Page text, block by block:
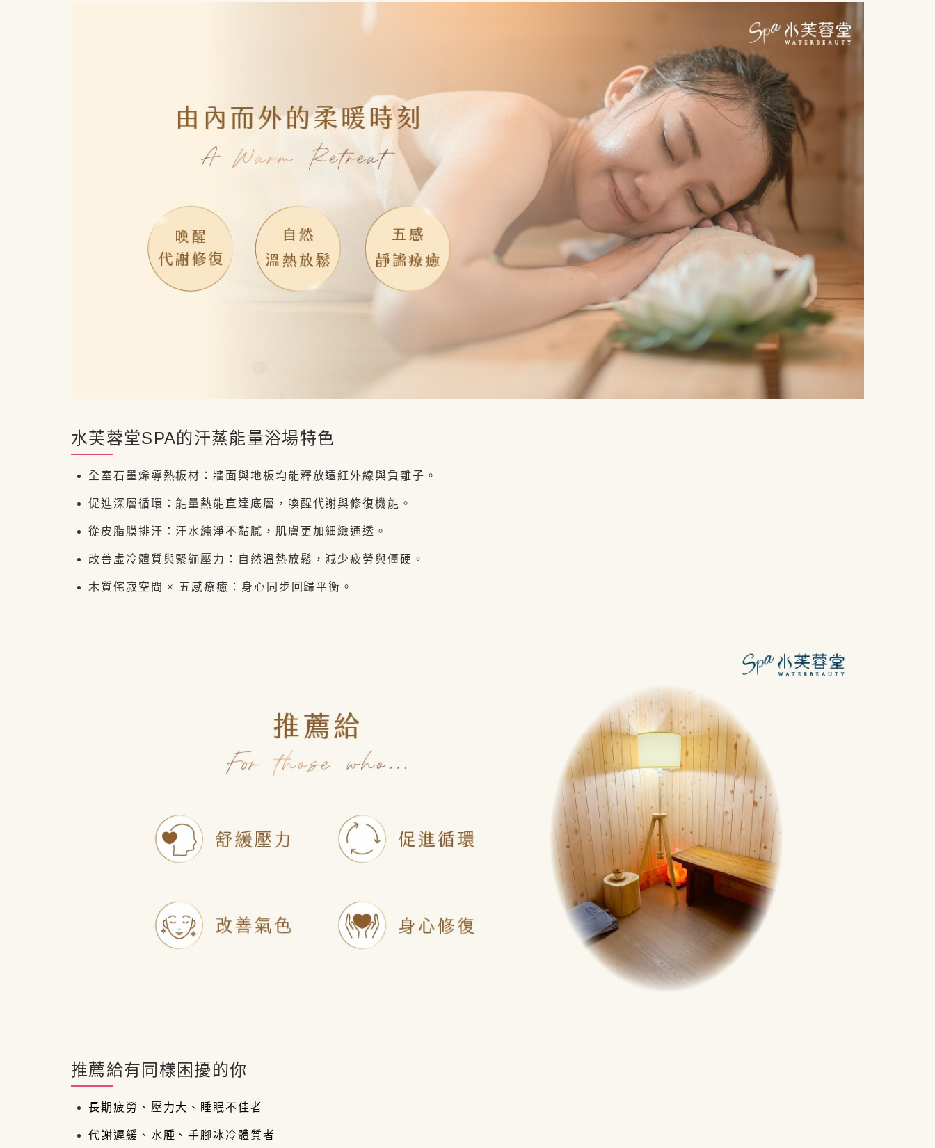
水芙蓉堂SPA的汗蒸能量浴場特色
全室石墨烯導熱板材：牆面與地板均能釋放遠紅外線與負離子。
促進深層循環：能量熱能直達底層，喚醒代謝與修復機能。
從皮脂膜排汗：汗水純淨不黏膩，肌膚更加細緻通透。
改善虛冷體質與緊繃壓力：自然溫熱放鬆，減少疲勞與僵硬。
木質侘寂空間 × 五感療癒：身心同步回歸平衡。
推薦給有同樣困擾的你
長期疲勞、壓力大、睡眠不佳者
代謝遲緩、水腫、手腳冰冷體質者